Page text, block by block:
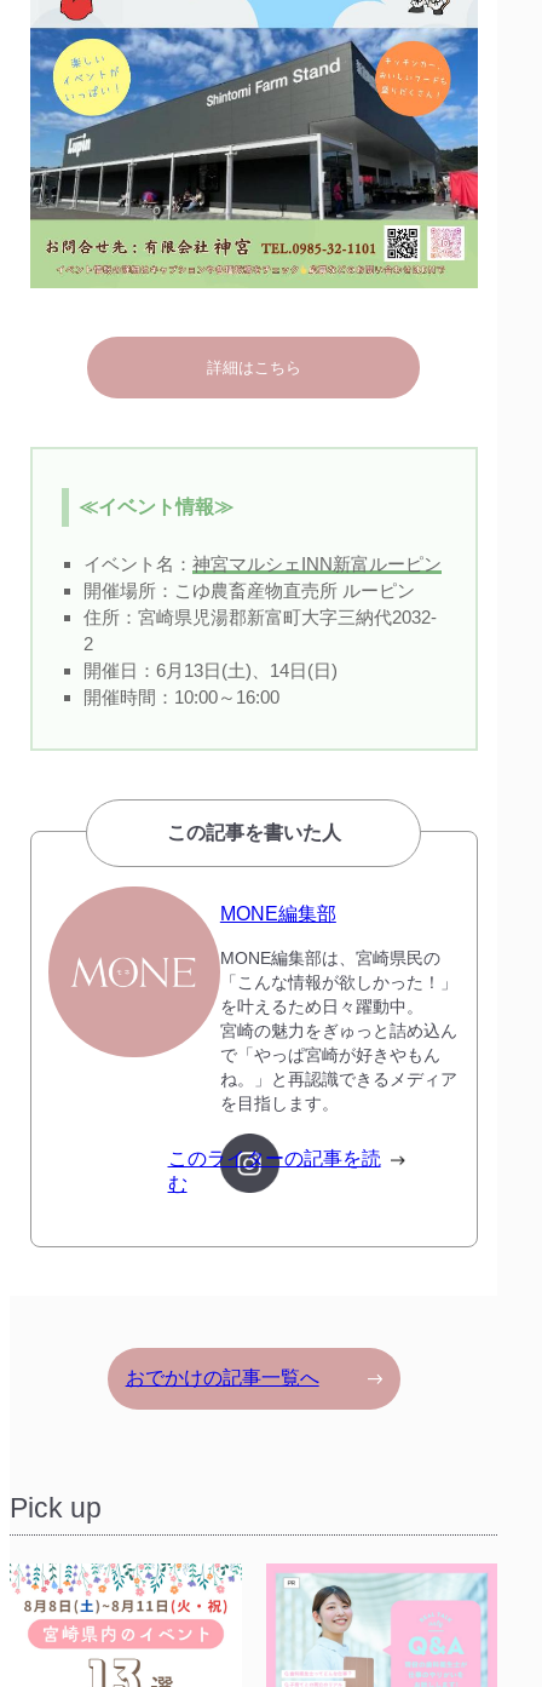
詳細はこちら
≪イベント情報≫
イベント名： 神宮マルシェINN新富ルーピン
開催場所：こゆ農畜産物直売所 ルーピン
住所：宮崎県児湯郡新富町大字三納代2032-
2
開催日：6月13日(土)、14日(日)
開催時間：10:00～16:00
この記事を書いた人
MONE編集部
MONE編集部は、宮崎県民の
「こんな情報が欲しかった！」
を叶えるため日々躍動中。
宮崎の魅力をぎゅっと詰め込ん
で「やっぱ宮崎が好きやもん
ね。」と再認識できるメディア
を目指します。
このライターの記事を読
む
おでかけの記事一覧へ
Pick up